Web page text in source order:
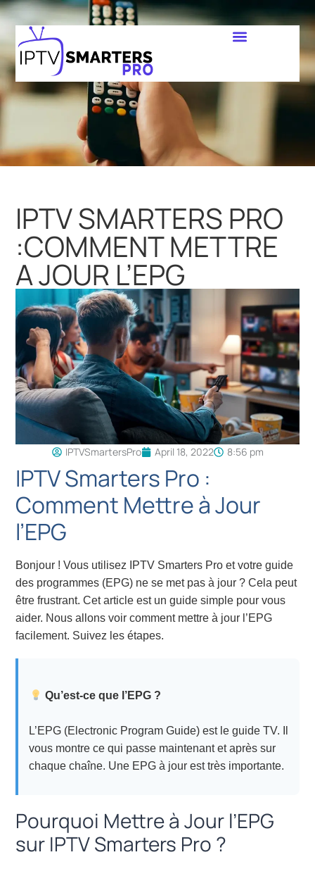
IPTV SMARTERS PRO
:COMMENT METTRE
A JOUR L’EPG
IPTVSmartersPro April 18, 2022 8:56 pm
IPTV Smarters Pro :
Comment Mettre à Jour
l’EPG
Bonjour ! Vous utilisez IPTV Smarters Pro et votre guide
des programmes (EPG) ne se met pas à jour ? Cela peut
être frustrant. Cet article est un guide simple pour vous
aider. Nous allons voir comment mettre à jour l’EPG
facilement. Suivez les étapes.
Qu’est-ce que l’EPG ?
L’EPG (Electronic Program Guide) est le guide TV. Il
vous montre ce qui passe maintenant et après sur
chaque chaîne. Une EPG à jour est très importante.
Pourquoi Mettre à Jour l’EPG
sur IPTV Smarters Pro ?